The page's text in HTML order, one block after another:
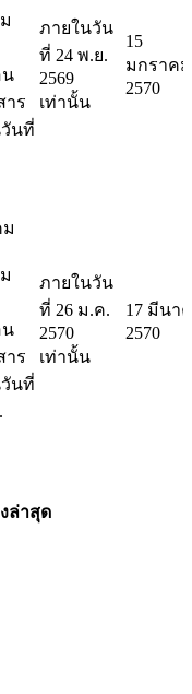
น
าร
นที่
ภายในวัน
ที่ 24 พ.ย.
2569
เท่านั้น
15
มกราคม
2570
น
าร
นที่
ภายในวัน
ที่ 26 ม.ค.
2570
เท่านั้น
17 มีนา
2570
ล่าสุด